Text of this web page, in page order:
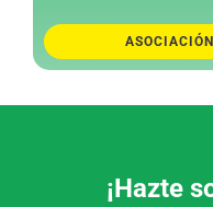
¡Hazte